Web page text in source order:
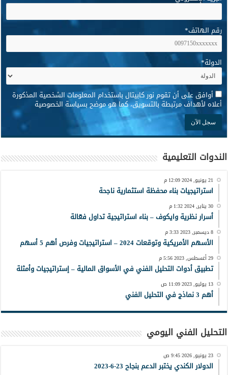
رقم الهاتف*
الدولة*
* أوافق على أن تقوم نور كابيتال باستخدام المعلومات الشخصية المذكورة
أعلاه لأهداف مرتبطة بالتسويق، كما هو موضح بسياسة الخصوصية
الندوات التعليمية
21 يونيو, 2024 12:09 م
استراتيجيات بناء محفظة استثمارية ناجحة
30 يناير, 2024 1:32 م
أسرار نظرية وايكوف – بناء استراتيجية تداول فعّالة
8 ديسمبر, 2023 3:33 م
الأسهم الأمريكية وتوقعات 2024 – استراتيجيات وفرص أهم 5 أسهم
29 أغسطس, 2023 5:56 م
تطبيق أدوات التحليل الفني في الأسواق المالية – إستراتيجيات وأمثلة
13 يوليو, 2023 11:09 ص
أهم 3 نماذج في التحليل الفني
التحليل الفني اليومي
23 يونيو, 2026 9:45 ص
الدولار الكندي يختبر الدعم بنجاح 23-6-2023